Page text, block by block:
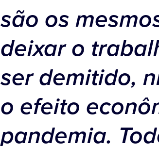
são os
deixar o
ser demitido,
o efeito
pandemia.